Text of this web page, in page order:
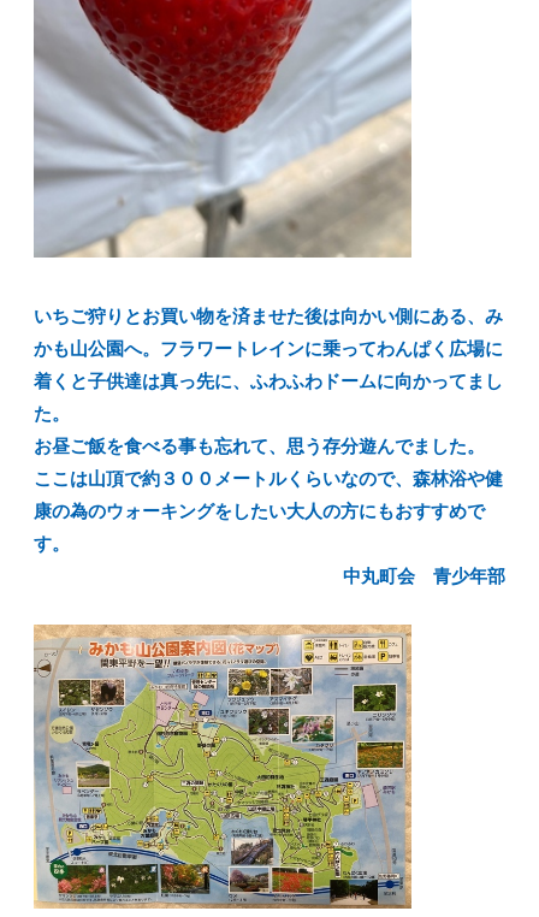
いちご狩りとお買い物を済ませた後は向かい側にある、み
かも山公園へ。フラワートレインに乗ってわんぱく広場に
着くと子供達は真っ先に、ふわふわドームに向かってまし
た。
お昼ご飯を食べる事も忘れて、思う存分遊んでました。
ここは山頂で約３００メートルくらいなので、森林浴や健
康の為のウォーキングをしたい大人の方にもおすすめで
す。
中丸町会 青少年部